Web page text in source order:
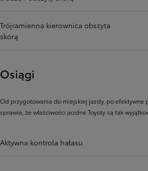
Trójramienna kierownica obszyta
skórą
Osiągi
Od przygotowania do miejskiej jazdy, po efektywne
sprawia, że ​​właściwości jezdne Toyoty są tak
Aktywna kontrola hałasu